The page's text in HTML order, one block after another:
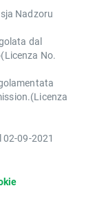
Nadzoru
dal
No.
09-2021